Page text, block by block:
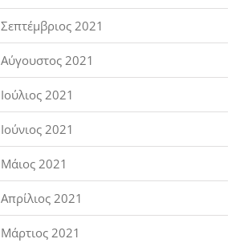
Σεπτέμβριος 2021
Αύγουστος 2021
Ιούλιος 2021
Ιούνιος 2021
Μάιος 2021
Απρίλιος 2021
Μάρτιος 2021